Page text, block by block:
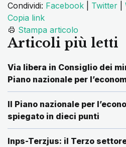
Condividi: Facebook Twitter
Copia link
Stampa articolo
Articoli più letti
Via libera in Consiglio dei
Piano nazionale per
Il Piano nazionale per
spiegato in dieci punti
Inps-Terzjus: il Terzo